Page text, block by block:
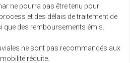
ne pourra pas être tenu pour
et des délais de traitement de
que des remboursements émis.
ne sont pas recommandés aux
réduite.